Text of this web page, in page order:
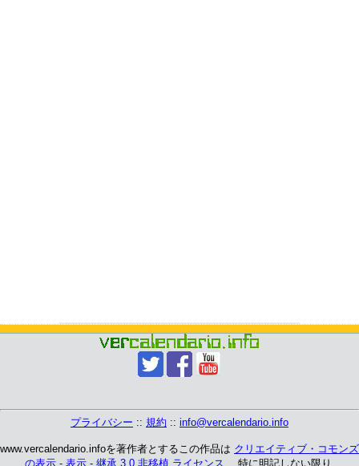
プライバシー :: 規約 :: info@vercalendario.info
www.vercalendario.infoを著作者とするこの作品は クリエイティブ・コモンズ
の表示 - 表示 - 継承 3.0 非移植 ライセンス 、 特に明記しない限り.